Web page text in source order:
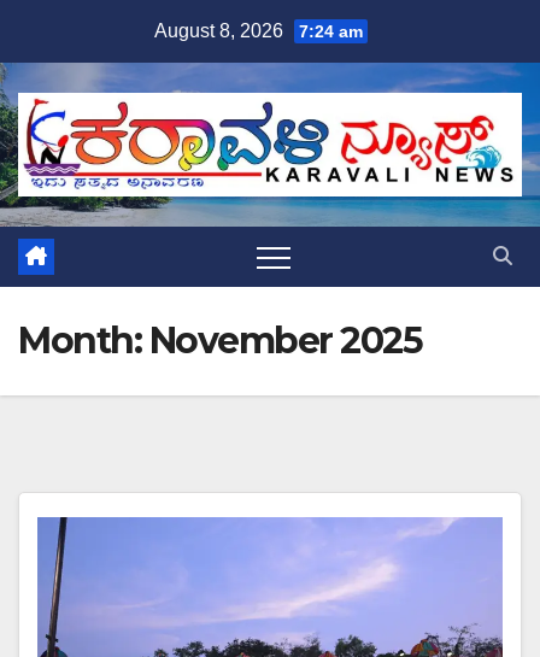
content
August 8, 2026 7:24 am
Month: November 2025